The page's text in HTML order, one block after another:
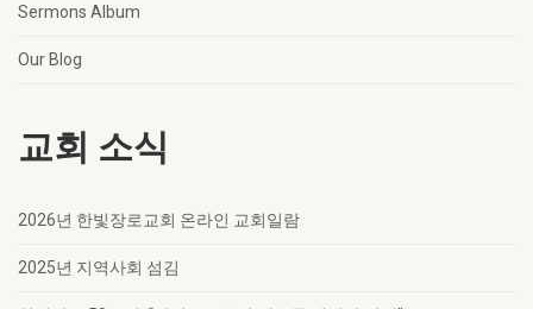
Sermons Album
Our Blog
교회 소식
2026년 한빛장로교회 온라인 교회일람
2025년 지역사회 섬김